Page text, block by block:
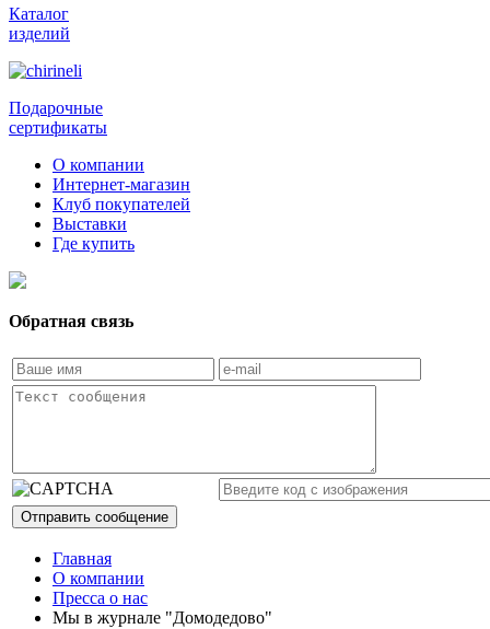
Каталог
изделий
Подарочные
сертификаты
О компании
Интернет-магазин
Клуб покупателей
Выставки
Где купить
Обратная связь
Главная
О компании
Пресса о нас
Мы в журнале "Домодедово"